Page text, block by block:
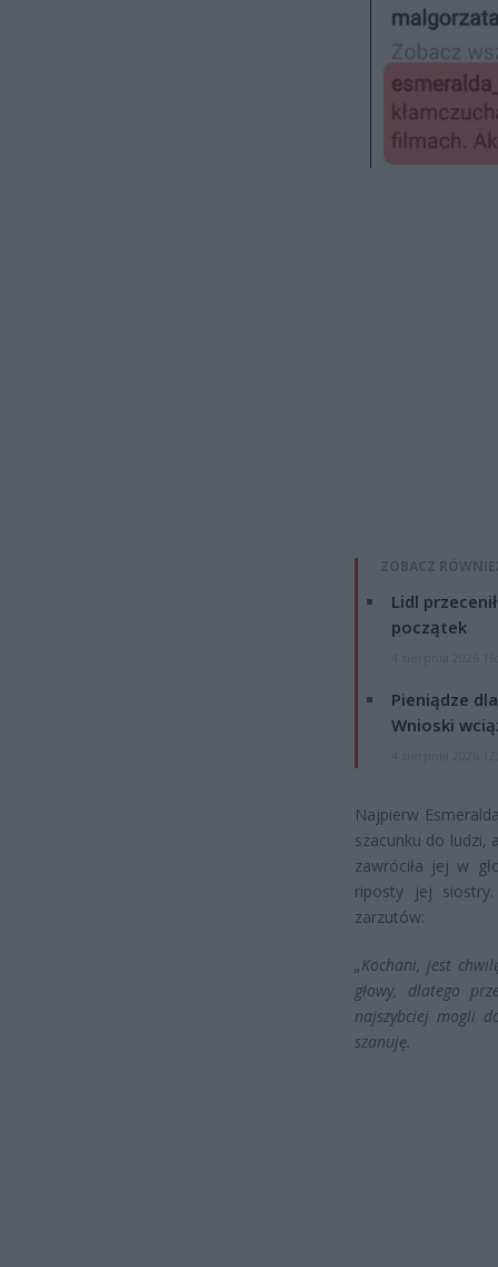
ZOBACZ
Lidl
początek
Pieniądze
Wnioski
Najpierw
szacunku do ludzi,
zawróciła jej w
riposty jej
zarzutów:
„Kochani, jest
głowy, dlatego
najszybciej mogli
szanuję.